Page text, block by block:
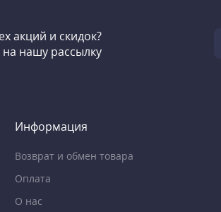
акций и скидок?
нашу рассылку
Информация
Возврат и обмен товара
Оплата
О нас